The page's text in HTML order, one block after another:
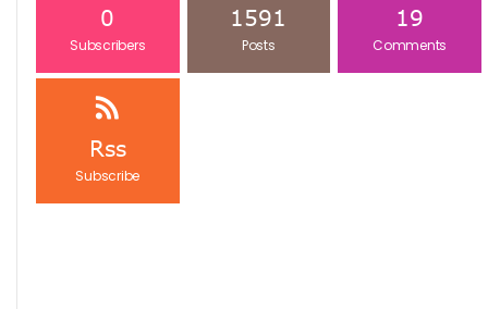
0
Subscribers
1591
Posts
19
Comments
Rss
Subscribe